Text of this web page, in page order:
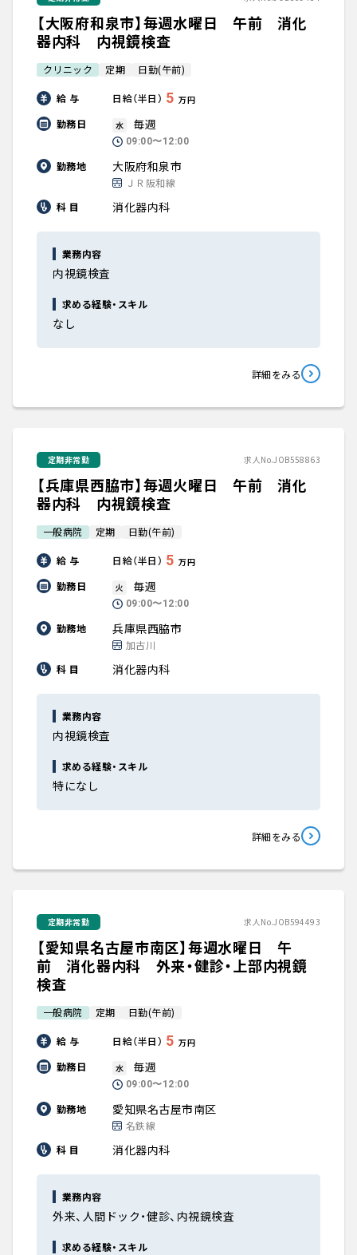
【大阪府和泉市】毎週水曜日 午前 消化
器内科 内視鏡検査
クリニック 定期 日勤(午前)
給 与 日給（半日） 5 万円
勤務日 水 毎週
09:00〜12:00
勤務地 大阪府和泉市
ＪＲ阪和線
科 目
消化器内科
業務内容
内視鏡検査
求める経験・スキル
なし
詳細をみる
定期非常勤 求人No.JOB558863
【兵庫県西脇市】毎週火曜日 午前 消化
器内科 内視鏡検査
一般病院 定期 日勤(午前)
給 与 日給（半日） 5 万円
勤務日 火 毎週
09:00〜12:00
勤務地 兵庫県西脇市
加古川
科 目
消化器内科
業務内容
内視鏡検査
求める経験・スキル
特になし
詳細をみる
定期非常勤 求人No.JOB594493
【愛知県名古屋市南区】毎週水曜日 午
前 消化器内科 外来・健診・上部内視鏡
検査
一般病院 定期 日勤(午前)
給 与 日給（半日） 5 万円
勤務日 水 毎週
09:00〜12:00
勤務地 愛知県名古屋市南区
名鉄線
科 目
消化器内科
業務内容
外来、人間ドック・健診、内視鏡検査
求める経験・スキル